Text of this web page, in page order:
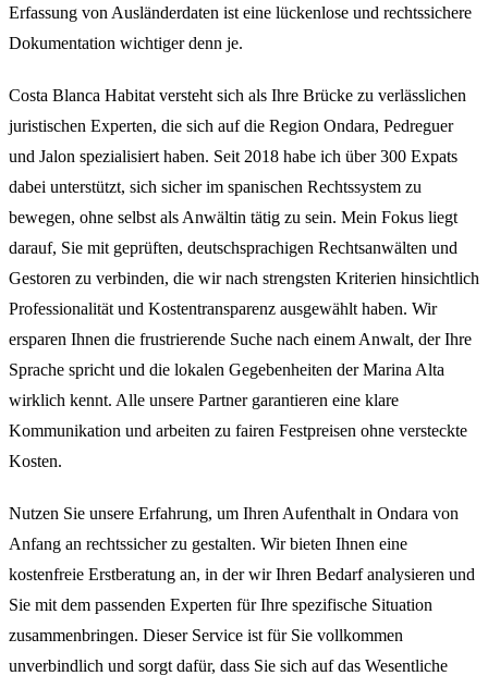
Erfassung von Ausländerdaten ist eine lückenlose und rechtssichere
Dokumentation wichtiger denn je.
Costa Blanca Habitat versteht sich als Ihre Brücke zu verlässlichen
juristischen Experten, die sich auf die Region Ondara, Pedreguer
und Jalon spezialisiert haben. Seit 2018 habe ich über 300 Expats
dabei unterstützt, sich sicher im spanischen Rechtssystem zu
bewegen, ohne selbst als Anwältin tätig zu sein. Mein Fokus liegt
darauf, Sie mit geprüften, deutschsprachigen Rechtsanwälten und
Gestoren zu verbinden, die wir nach strengsten Kriterien hinsichtlich
Professionalität und Kostentransparenz ausgewählt haben. Wir
ersparen Ihnen die frustrierende Suche nach einem Anwalt, der Ihre
Sprache spricht und die lokalen Gegebenheiten der Marina Alta
wirklich kennt. Alle unsere Partner garantieren eine klare
Kommunikation und arbeiten zu fairen Festpreisen ohne versteckte
Kosten.
Nutzen Sie unsere Erfahrung, um Ihren Aufenthalt in Ondara von
Anfang an rechtssicher zu gestalten. Wir bieten Ihnen eine
kostenfreie Erstberatung an, in der wir Ihren Bedarf analysieren und
Sie mit dem passenden Experten für Ihre spezifische Situation
zusammenbringen. Dieser Service ist für Sie vollkommen
unverbindlich und sorgt dafür, dass Sie sich auf das Wesentliche